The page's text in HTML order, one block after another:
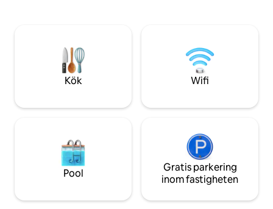
en lägereld under stjärnorna. Domain
ligger en kort bilresa från **Montréal och
Ottawa** och är en populär plats för en
naturutflykt.
bröllop eller
hyr båda
med ditt parti
Kök Wifi
Pool
Gratis parkering
inom fastigheten